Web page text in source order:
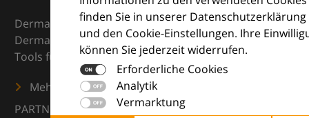
finden Sie in unserer Datenschutzerklärung
und den Cookie-Einstellungen. Ihre
können Sie jederzeit widerrufen.
Erforderliche Cookies
Analytik
Vermarktung
DermaCompass ist Ihr digitaler Kompass für die
Dermatologie – mit Wissen, Bildern und praktischen
Tools für den klinischen Alltag.
Mehr erfahren
PARTNER